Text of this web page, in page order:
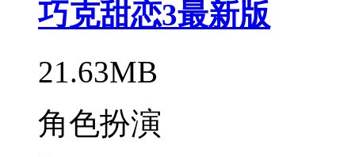
巧克甜恋3最新版
21.63MB
角色扮演